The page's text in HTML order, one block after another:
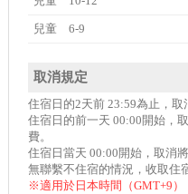
兒童 6-9
取消規定
住宿日的2天前 23:59為止，取
住宿日的前一天 00:00開始，
費。
住宿日當天 00:00開始，取消
無聯繫不住宿的情況，收取住
※適用於日本時間（GMT+9）